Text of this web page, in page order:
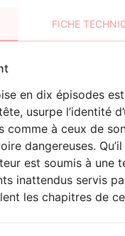
FICHE
en dix épisodes
usurpe l’identité
comme à ceux de
dangereuses.
est soumis à une
inattendus servis
les chapitres de